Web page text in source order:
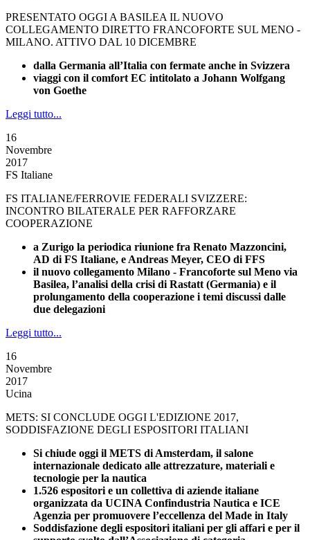
PRESENTATO OGGI A BASILEA IL NUOVO
COLLEGAMENTO DIRETTO FRANCOFORTE SUL MENO -
MILANO. ATTIVO DAL 10 DICEMBRE
dalla Germania all’Italia con fermate anche in Svizzera
viaggi con il comfort EC intitolato a Johann Wolfgang
von Goethe
Leggi tutto...
16
Novembre
2017
FS Italiane
FS ITALIANE/FERROVIE FEDERALI SVIZZERE:
INCONTRO BILATERALE PER RAFFORZARE
COOPERAZIONE
a Zurigo la periodica riunione fra Renato Mazzoncini,
AD di FS Italiane, e Andreas Meyer, CEO di FFS
il nuovo collegamento Milano - Francoforte sul Meno via
Basilea, l’analisi della crisi di Rastatt (Germania) e il
prolungamento della cooperazione i temi discussi dalle
due delegazioni
Leggi tutto...
16
Novembre
2017
Ucina
METS: SI CONCLUDE OGGI L'EDIZIONE 2017,
SODDISFAZIONE DEGLI ESPOSITORI ITALIANI
Si chiude oggi il METS di Amsterdam, il salone
internazionale dedicato alle attrezzature, materiali e
tecnologie per la nautica
1.526 espositori e un collettiva di aziende italiane
organizzata da UCINA Confindustria Nautica e ICE
Agenzia per promuovere l’eccellenza del Made in Italy
Soddisfazione degli espositori italiani per gli affari e per il